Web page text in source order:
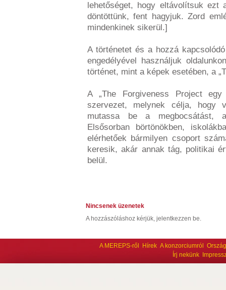
lehetőséget, hogy eltávolítsuk
döntöttünk, fent hagyjuk. Zord
mindenkinek sikerül.]
A történetet és a hozzá
engedélyével használjuk
történet, mint a képek esetében, a
A „The Forgiveness Project egy
szervezet, melynek célja, hogy
mutassa be a megbocsátást,
Elsősorban börtönökben,
elérhetőek bármilyen csoport
keresik, akár annak tág, politikai
belül.
Nincsenek üzenetek
A hozzászóláshoz kérjük, jelentkezzen be.
A MEREPS-ről Hírek A konzorciumról
Írj nekünk